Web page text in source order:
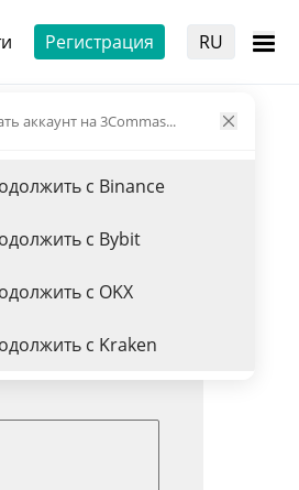
Регистрация RU
аккаунт на 3Commas...
с Binance
с Bybit
с OKX
с Kraken
Торговля CC